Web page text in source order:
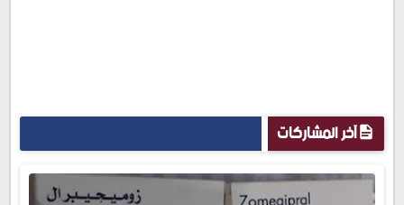
آخر المشاركات